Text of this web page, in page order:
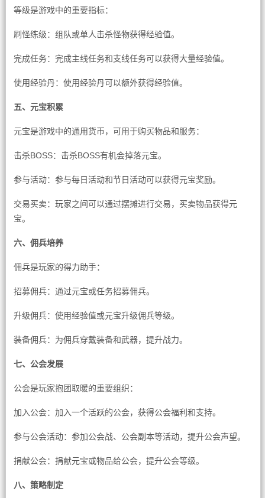
等级是游戏中的重要指标：
刷怪练级：组队或单人击杀怪物获得经验值。
完成任务：完成主线任务和支线任务可以获得大量经验值。
使用经验丹：使用经验丹可以额外获得经验值。
五、元宝积累
元宝是游戏中的通用货币，可用于购买物品和服务：
击杀BOSS：击杀BOSS有机会掉落元宝。
参与活动：参与每日活动和节日活动可以获得元宝奖励。
交易买卖：玩家之间可以通过摆摊进行交易，买卖物品获得元
宝。
六、佣兵培养
佣兵是玩家的得力助手：
招募佣兵：通过元宝或任务招募佣兵。
升级佣兵：使用经验值或元宝升级佣兵等级。
装备佣兵：为佣兵穿戴装备和武器，提升战力。
七、公会发展
公会是玩家抱团取暖的重要组织：
加入公会：加入一个活跃的公会，获得公会福利和支持。
参与公会活动：参加公会战、公会副本等活动，提升公会声望。
捐献公会：捐献元宝或物品给公会，提升公会等级。
八、策略制定